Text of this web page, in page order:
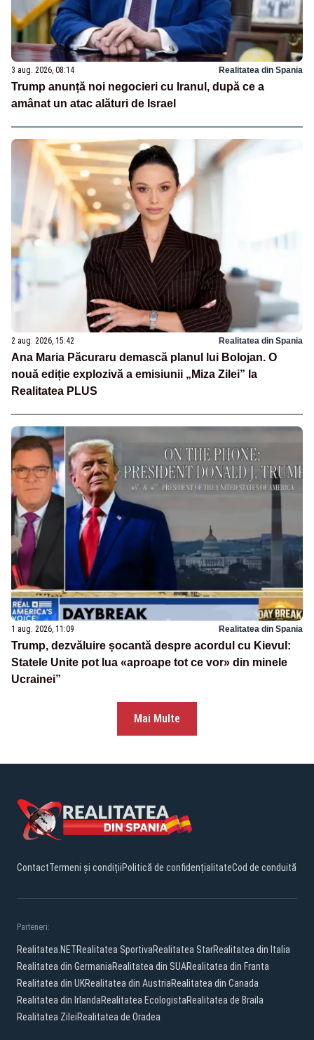
3 aug. 2026, 08:14 Realitatea din Spania
Trump anunță noi negocieri cu Iranul, după ce a
amânat un atac alături de Israel
2 aug. 2026, 15:42 Realitatea din Spania
Ana Maria Păcuraru demască planul lui Bolojan. O
nouă ediție explozivă a emisiunii „Miza Zilei” la
Realitatea PLUS
1 aug. 2026, 11:09 Realitatea din Spania
Trump, dezvăluire șocantă despre acordul cu Kievul:
Statele Unite pot lua «aproape tot ce vor» din minele
Ucrainei”
Mai Multe
ContactTermeni și condițiiPolitică de confidențialitateCod de conduită
Parteneri:
Realitatea.NETRealitatea SportivaRealitatea StarRealitatea din Italia
Realitatea din GermaniaRealitatea din SUARealitatea din Franta
Realitatea din UKRealitatea din AustriaRealitatea din Canada
Realitatea din IrlandaRealitatea EcologistaRealitatea de Braila
Realitatea ZileiRealitatea de Oradea